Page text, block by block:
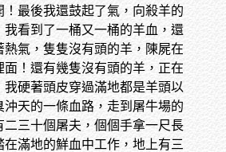
！最後我還鼓起了氣，向殺羊的
我看到了一桶又一桶的羊血，還
熱氣，隻隻沒有頭的羊，陳屍在
面！還有幾隻沒有頭的羊，正在
我硬著頭皮穿過滿地都是羊頭以
沖天的一條血路，走到屠牛場的
二三十個屠夫，個個手拿一尺長
在滿地的鮮血中工作，地上有三